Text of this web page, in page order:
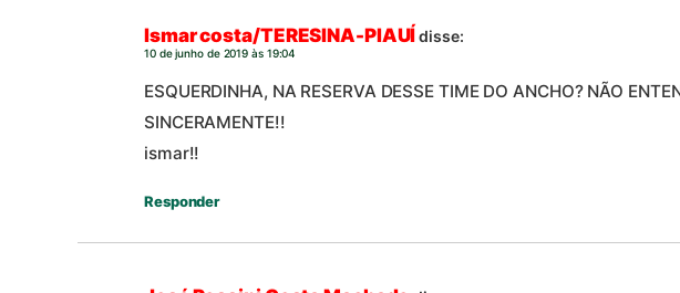
Ismar costa/TERESINA-PIAUÍdisse:
10 de junho de 2019 às 19:04
ESQUERDINHA, NA RESERVA DESSE TIME DO ANCHO? NÃO
SINCERAMENTE!!
ismar!!
Responder